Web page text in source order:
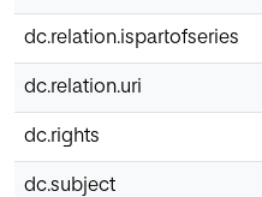
dc.relation.ispartofseries
dc.relation.uri
dc.rights
dc.subject